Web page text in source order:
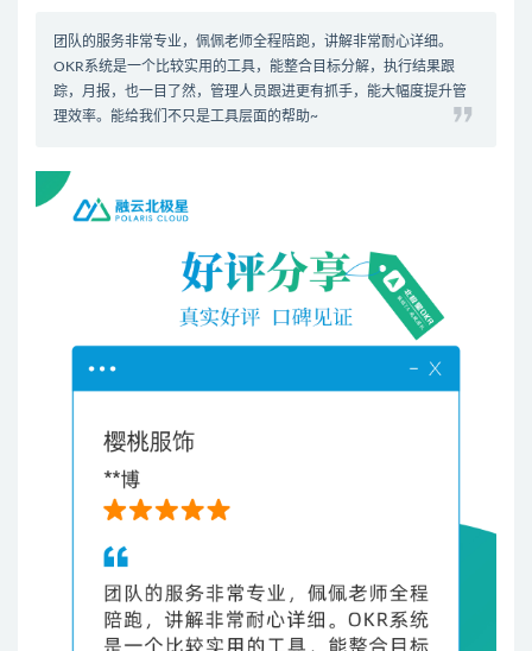
团队的服务非常专业，佩佩老师全程陪跑，讲解非常耐心详细。
OKR系统是一个比较实用的工具，能整合目标分解，执行结果跟
踪，月报，也一目了然，管理人员跟进更有抓手，能大幅度提升管
理效率。能给我们不只是工具层面的帮助~